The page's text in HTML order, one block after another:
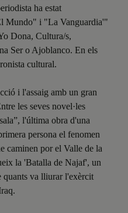
ha estat
Mundo" i "La Vanguardia'"
Dona, Cultura/s,
Ser o Ajoblanco. En els
cultural.
i l'assaig amb un gran
les seves novel·les
l'última obra d'una
persona el fenomen
caminen por el Valle de la
la 'Batalla de Najaf', un
quants va lliurar l'exèrcit